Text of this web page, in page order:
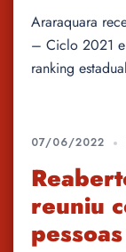
Araraquara
– Ciclo 2021 e
ranking
07/06/2022
reuniu